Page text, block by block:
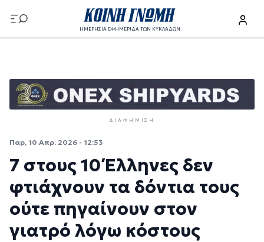
Παράκαμψη προς το κυρίως περιεχόμενο
ΗΜΕΡΗΣΙΑ ΕΦΗΜΕΡΙΔΑ ΤΩΝ ΚΥΚΛΑΔΩΝ
ΔΙΑΦΉΜΙΣΗ
Παρ, 10 Απρ. 2026 - 12:53
7 στους 10 Έλληνες δεν
φτιάχνουν τα δόντια τους
ούτε πηγαίνουν στον
γιατρό λόγω κόστους